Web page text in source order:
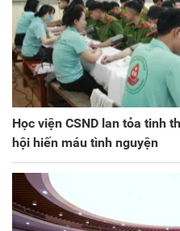
Học viện CSND lan tỏa tinh
hội hiến máu tình nguyện